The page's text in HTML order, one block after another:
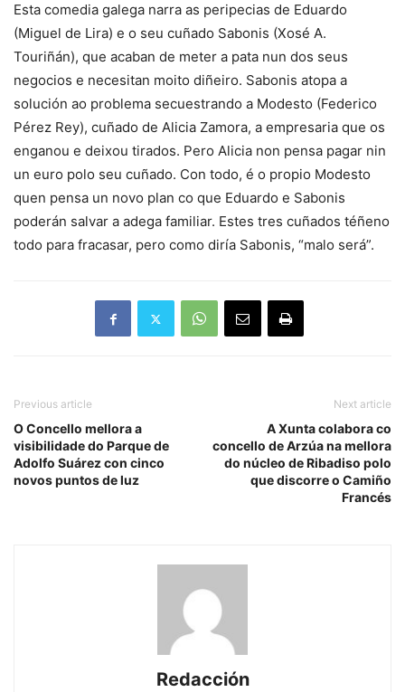
Esta comedia galega narra as peripecias de Eduardo
(Miguel de Lira) e o seu cuñado Sabonis (Xosé A.
Touriñán), que acaban de meter a pata nun dos seus
negocios e necesitan moito diñeiro. Sabonis atopa a
solución ao problema secuestrando a Modesto (Federico
Pérez Rey), cuñado de Alicia Zamora, a empresaria que os
enganou e deixou tirados. Pero Alicia non pensa pagar nin
un euro polo seu cuñado. Con todo, é o propio Modesto
quen pensa un novo plan co que Eduardo e Sabonis
poderán salvar a adega familiar. Estes tres cuñados téñeno
todo para fracasar, pero como diría Sabonis, “malo será”.
Previous article
O Concello mellora a
visibilidade do Parque de
Adolfo Suárez con cinco
novos puntos de luz
Next article
A Xunta colabora co
concello de Arzúa na mellora
do núcleo de Ribadiso polo
que discorre o Camiño
Francés
Redacción